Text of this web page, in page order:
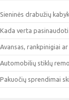
Sieninės drabužių
Kada verta
Avansas, rankpinigiai
Automobilių stiklų
Pakuočių sprendimai